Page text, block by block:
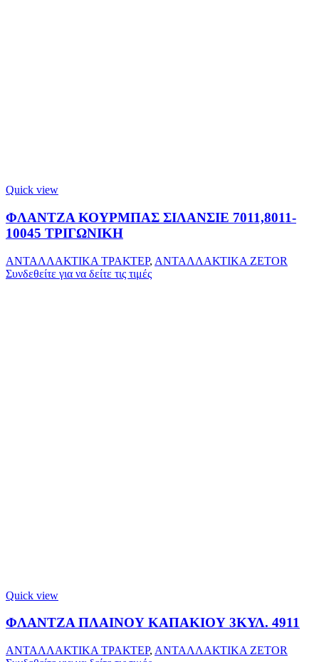
Quick view
ΦΛΑΝΤΖΑ ΚΟΥΡΜΠΑΣ ΣΙΛΑΝΣΙΕ 7011,8011-
10045 ΤΡΙΓΩΝΙΚΗ
ΑΝΤΑΛΛΑΚΤΙΚΑ ΤΡΑΚΤΕΡ, ΑΝΤΑΛΛΑΚΤΙΚΑ ZETOR
Συνδεθείτε για να δείτε τις τιμές
Quick view
ΦΛΑΝΤΖΑ ΠΛΑΙΝΟΥ ΚΑΠΑΚΙΟΥ 3ΚΥΛ. 4911
ΑΝΤΑΛΛΑΚΤΙΚΑ ΤΡΑΚΤΕΡ, ΑΝΤΑΛΛΑΚΤΙΚΑ ZETOR